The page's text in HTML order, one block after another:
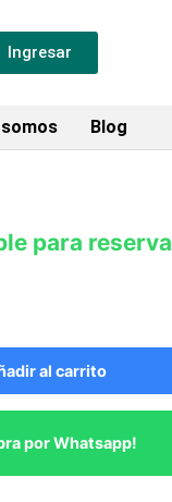
Ingresar
Blog
para reserva
al carrito
por Whatsapp!